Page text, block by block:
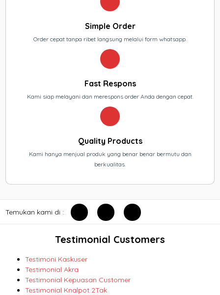
Simple Order
Order cepat tanpa ribet langsung melalui form whatsapp.
Fast Respons
Kami siap melayani dan merespons order Anda dengan cepat.
Quality Products
Kami hanya menjual produk yang benar benar bermutu dan
berkualitas.
Temukan kami di :
Testimonial Customers
Testimoni Kaskuser
Testimonial Akra
Testimonial Kepuasan Customer
Testimonial Knalpot 2Tak